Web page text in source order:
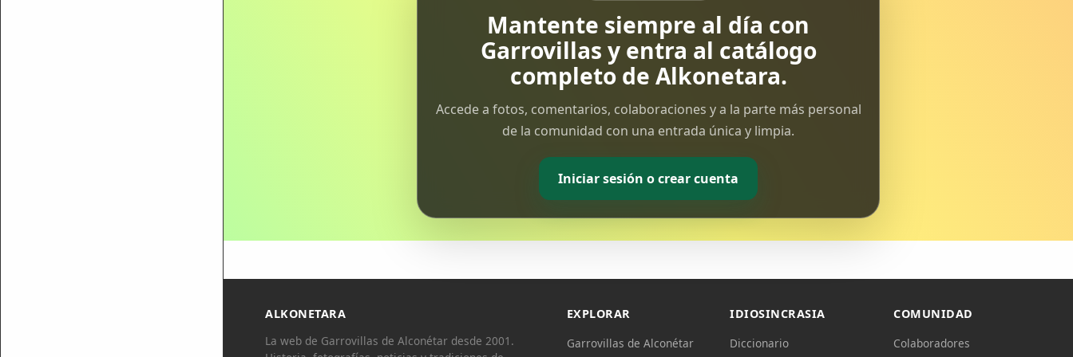
Mantente siempre al día con
Garrovillas y entra al catálogo
completo de Alkonetara.
Accede a fotos, comentarios, colaboraciones y a la parte más personal
de la comunidad con una entrada única y limpia.
Iniciar sesión o crear cuenta
ALKONETARA
La web de Garrovillas de Alconétar desde 2001.
EXPLORAR
Garrovillas de Alconétar
IDIOSINCRASIA
Diccionario
COMUNIDAD
Colaboradores